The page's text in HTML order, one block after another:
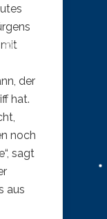
der
hat.
noch
sagt
aus